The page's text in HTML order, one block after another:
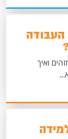
העבודה
ואיך